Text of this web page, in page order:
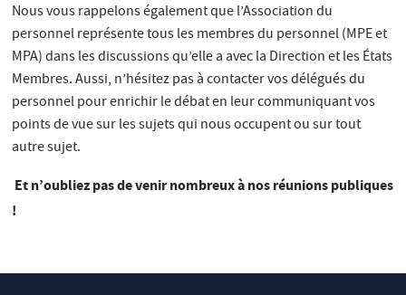
Nous vous rappelons également que l’Association du
personnel représente tous les membres du personnel (MPE et
MPA) dans les discussions qu’elle a avec la Direction et les États
Membres. Aussi, n’hésitez pas à contacter vos délégués du
personnel pour enrichir le débat en leur communiquant vos
points de vue sur les sujets qui nous occupent ou sur tout
autre sujet.
Et n’oubliez pas de venir nombreux à nos réunions publiques
!